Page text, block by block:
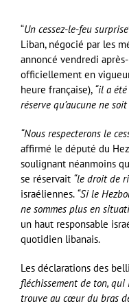
“Un cessez-le-feu
Liban, négocié par les
annoncé vendredi
officiellement en
heure française), “il a
réserve qu’aucune ne
“Nous respecterons le
affirmé le député du
soulignant néanmoins
se réservait “le droit de
israéliennes. “Si le
ne sommes plus en
un haut responsable
quotidien libanais.
Les déclarations des
fléchissement de ton,
trouve au cœur du bras